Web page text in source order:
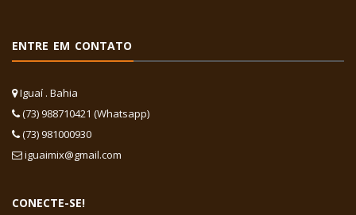
ENTRE EM CONTATO
Iguaí . Bahia
(73) 988710421 (Whatsapp)
(73) 981000930
iguaimix@gmail.com
CONECTE-SE!